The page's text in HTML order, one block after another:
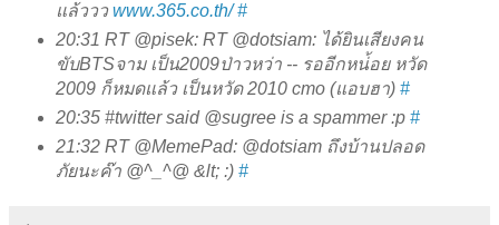
แล้วววwww.365.co.th/ #
20:31 RT @pisek: RT @dotsiam: ได้ยินเสียงคน
ขับBTSจาม เป็น2009ป่าวหว่า -- รออีกหน่้อย หวัด
2009 ก็หมดแล้ว เป็นหวัด 2010 cmo (แอบฮา) #
20:35#twitter said @sugree is a spammer :p #
21:32RT @MemePad: @dotsiam ถึงบ้านปลอด
ภัยนะค๊า @^_^@ &lt; :) #